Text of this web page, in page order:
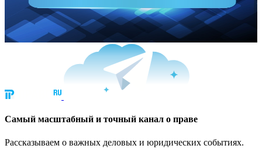
Cамый масштабный и точный канал о праве
Рассказываем о важных деловых и юридических событиях.